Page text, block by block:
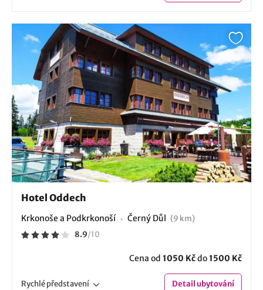
Hotel Oddech
Krkonoše a Podkrkonoší Černý Důl
(9 km)
8.9/10
Cena od 1050 Kčdo1500 Kč
Rychlépředstavení Detailubytování